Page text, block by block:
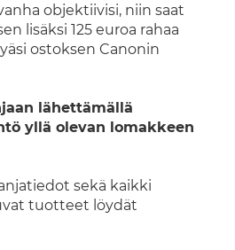
objektiivisi, niin saat
lisäksi 125 euroa rahaa
ostoksen Canonin
lähettämällä
yllä olevan lomakkeen
sekä kaikki
tuotteet löydät